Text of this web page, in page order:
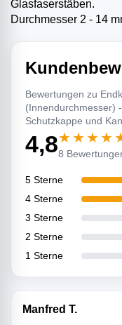
Glasfaserstäben.
Durchmesser 2 - 14
Bewertungen zu
(Innendurchmesser)
Schutzkappe und
4,88
5 Sterne
4 Sterne
3 Sterne
2 Sterne
1 Sterne
Manfred T.